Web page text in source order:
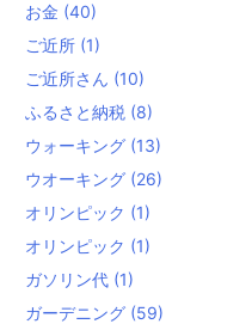
お金 (40)
ご近所 (1)
ご近所さん (10)
ふるさと納税 (8)
ウォーキング (13)
ウオーキング (26)
オリンピック (1)
オリンピック (1)
ガソリン代 (1)
ガーデニング (59)